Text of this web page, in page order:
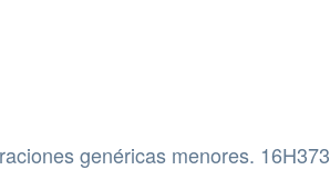
genéricas menores. 16H373